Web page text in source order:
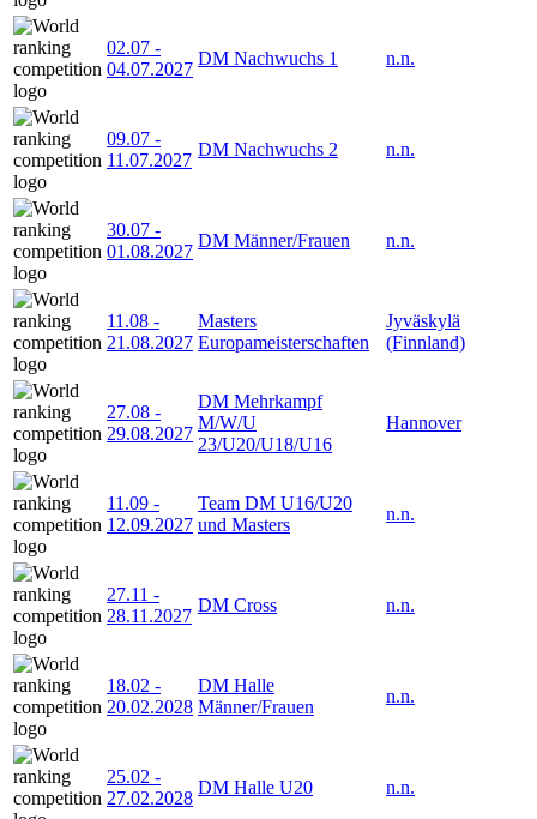
02.07 -
04.07.2027
DM Nachwuchs 1 n.n.
09.07 -
11.07.2027
DM Nachwuchs 2 n.n.
30.07 -
01.08.2027
DM Männer/Frauen n.n.
11.08 -
21.08.2027
Masters
Europameisterschaften
Jyväskylä
(Finnland)
27.08 -
29.08.2027
DM Mehrkampf
M/W/U
23/U20/U18/U16
Hannover
11.09 -
12.09.2027
Team DM U16/U20
und Masters
n.n.
27.11 -
28.11.2027
DM Cross n.n.
18.02 -
20.02.2028
DM Halle
Männer/Frauen
n.n.
25.02 -
27.02.2028
DM Halle U20 n.n.